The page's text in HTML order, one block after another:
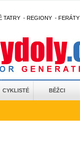
TATRY - REGIONY - FERÁTY
CYKLISTÉ BĚŽCI